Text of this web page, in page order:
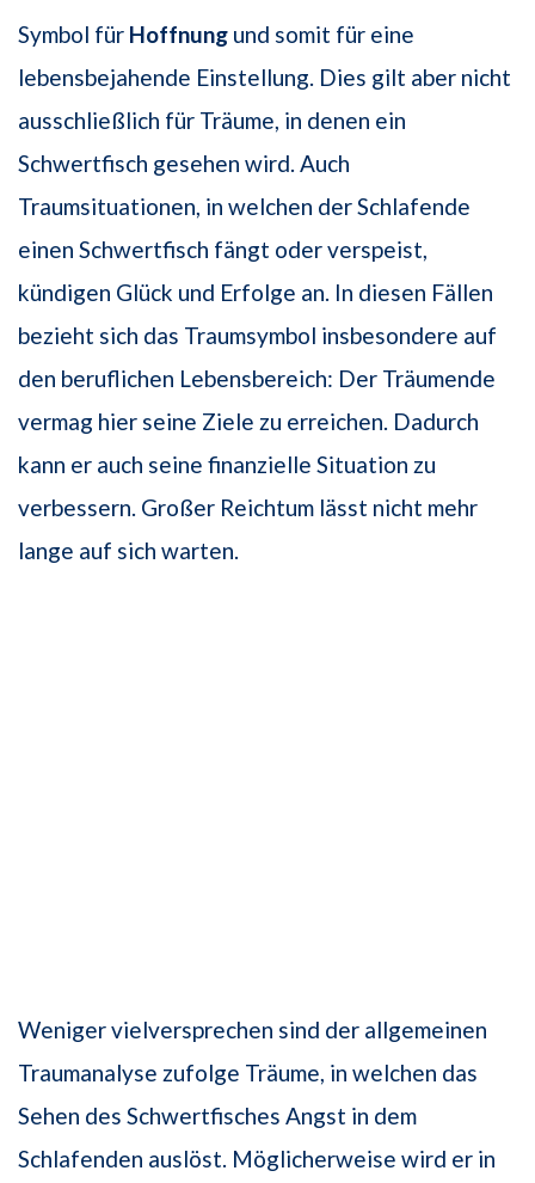
Symbol für Hoffnung und somit für eine
lebensbejahende Einstellung. Dies gilt aber nicht
ausschließlich für Träume, in denen ein
Schwertfisch gesehen wird. Auch
Traumsituationen, in welchen der Schlafende
einen Schwertfisch fängt oder verspeist,
kündigen Glück und Erfolge an. In diesen Fällen
bezieht sich das Traumsymbol insbesondere auf
den beruflichen Lebensbereich: Der Träumende
vermag hier seine Ziele zu erreichen. Dadurch
kann er auch seine finanzielle Situation zu
verbessern. Großer Reichtum lässt nicht mehr
lange auf sich warten.
Weniger vielversprechen sind der allgemeinen
Traumanalyse zufolge Träume, in welchen das
Sehen des Schwertfisches Angst in dem
Schlafenden auslöst. Möglicherweise wird er in